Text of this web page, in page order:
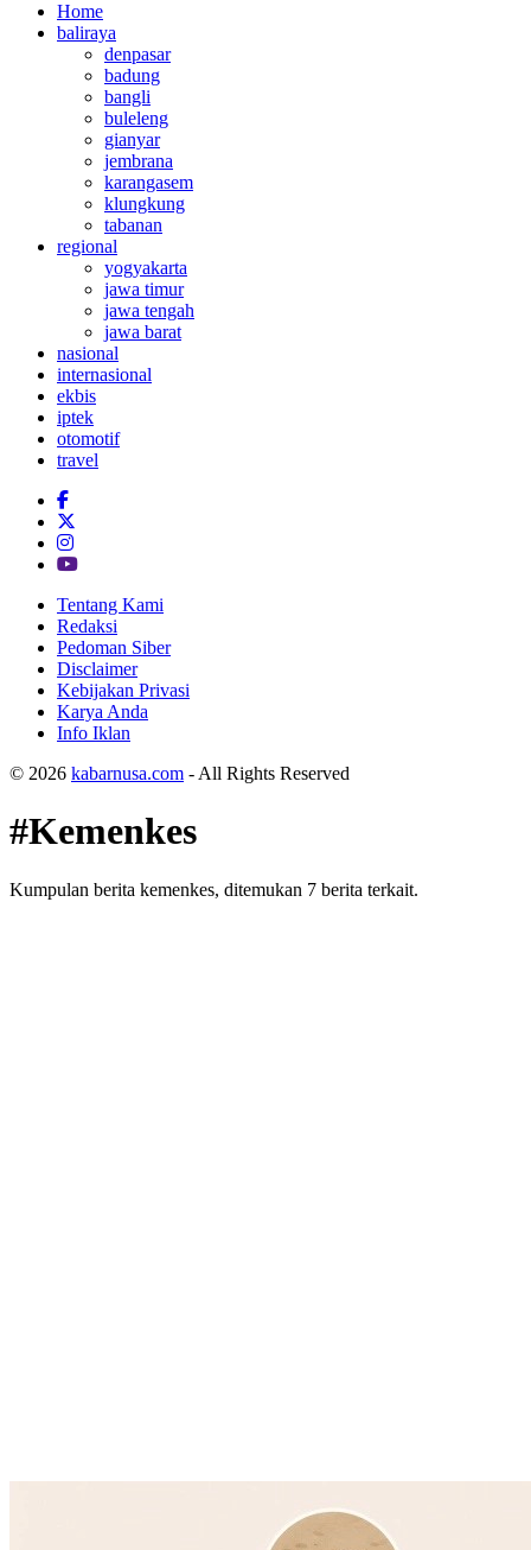
Home
baliraya
denpasar
badung
bangli
buleleng
gianyar
jembrana
karangasem
klungkung
tabanan
regional
yogyakarta
jawa timur
jawa tengah
jawa barat
nasional
internasional
ekbis
iptek
otomotif
travel
Tentang Kami
Redaksi
Pedoman Siber
Disclaimer
Kebijakan Privasi
Karya Anda
Info Iklan
© 2026 kabarnusa.com - All Rights Reserved
#Kemenkes
Kumpulan berita kemenkes, ditemukan 7 berita terkait.